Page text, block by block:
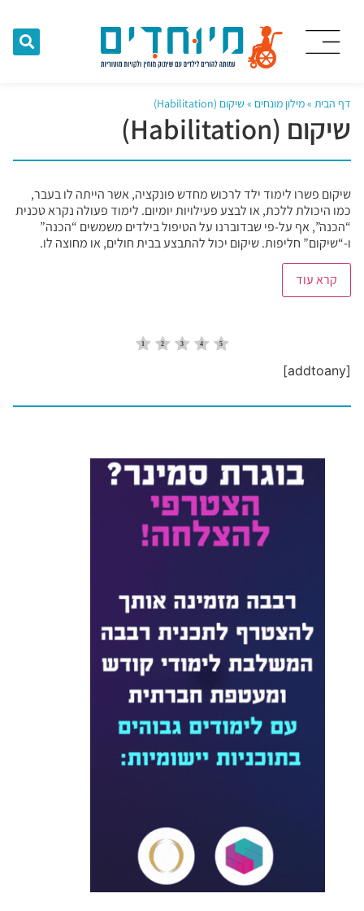
דף הבית »מילון מונחים » שיקום (Habilitation)
שיקום (Habilitation)
שיקום פשרו לימוד ילד לרכוש מחדש פונקציה, אשר הייתה לו בעבר,
כמו היכולת ללכת, או לבצע פעילויות יומיום. לימוד פעולה נקרא טכנית
“הכנה”, אף על-פי שבדוברנו על הטיפול בילדים משמשים “הכנה”
ו-“שיקום” חליפות. שיקום יכול להתבצע בבית חולים, או מחוצה לו.
קרא עוד
[addtoany]